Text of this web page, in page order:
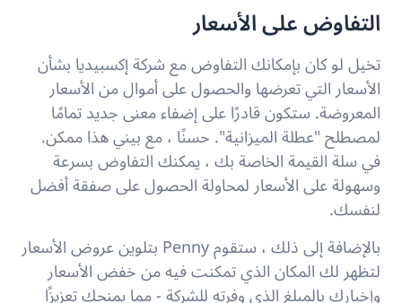
التفاوض على الأسعار
تخيل لو كان بإمكانك التفاوض مع شركة إكسبيديا بشأن
الأسعار التي تعرضها والحصول على أموال من الأسعار
المعروضة. ستكون قادرًا على إضفاء معنى جديد تمامًا
لمصطلح "عطلة الميزانية". حسنًا ، مع بيني هذا ممكن.
في سلة القيمة الخاصة بك ، يمكنك التفاوض بسرعة
وسهولة على الأسعار لمحاولة الحصول على صفقة أفضل
لنفسك.
بالإضافة إلى ذلك ، ستقوم Penny بتلوين عروض الأسعار
لتظهر لك المكان الذي تمكنت فيه من خفض الأسعار
وإخبارك بالمبلغ الذي وفرته للشركة - مما يمنحك تعزيزًا